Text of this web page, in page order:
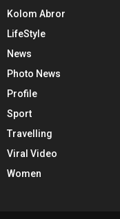
Kolom Abror
LifeStyle
News
Photo News
Profile
Sport
Travelling
Viral Video
Women